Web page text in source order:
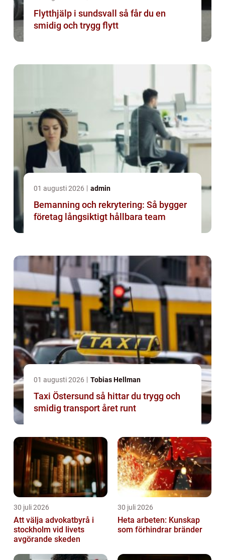
Flytthjälp i sundsvall så får du en
smidig och trygg flytt
01 augusti 2026 admin
Bemanning och rekrytering: Så bygger
företag långsiktigt hållbara team
01 augusti 2026 Tobias Hellman
Taxi Östersund så hittar du trygg och
smidig transport året runt
30 juli 2026
Att välja advokatbyrå i
stockholm vid livets
avgörande skeden
30 juli 2026
Heta arbeten: Kunskap
som förhindrar bränder